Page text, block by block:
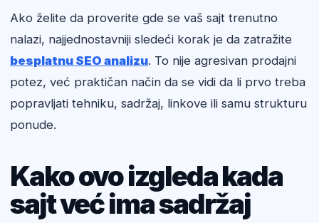
Ako želite da proverite gde se vaš sajt trenutno
nalazi, najjednostavniji sledeći korak je da zatražite
besplatnu SEO analizu. To nije agresivan prodajni
potez, već praktičan način da se vidi da li prvo treba
popravljati tehniku, sadržaj, linkove ili samu strukturu
ponude.
Kako ovo izgleda kada
sajt već ima sadržaj